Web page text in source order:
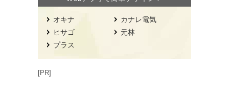
オキナ
ヒサゴ
プラス
カナレ電気
元林
[PR]